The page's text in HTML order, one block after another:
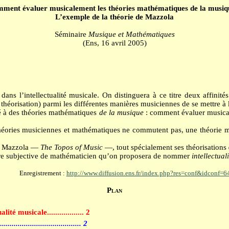
évaluer musicalement les théories mathématiques de la
L’exemple de la théorie de Mazzola
Séminaire Musique et Mathématiques
(Ens, 16 avril 2005)
l’intellectualité musicale. On distinguera à ce titre deux
parmi les différentes manières musiciennes de se mettre à
des théories mathématiques de la musique : comment évaluer
musiciennes et mathématiques ne commutent pas, une
Mazzola — The Topos of Music —, tout spécialement ses
de mathématicien qu’on proposera de nommer
Enregistrement : http://www.diffusion.ens.fr/
Plan
musicale.................. 2
2